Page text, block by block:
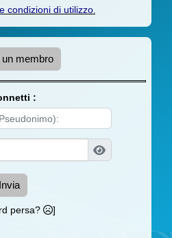
condizioni di utilizzo.
membro
:
Invia
persa? ]